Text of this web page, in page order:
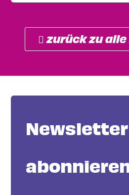
 zurück zu
Newsletter